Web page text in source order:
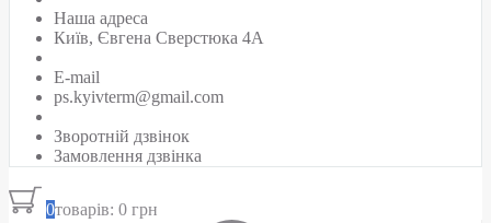
Наша адреса
Київ, Євгена Сверстюка 4А
E-mail
ps.kyivterm@gmail.com
Зворотній дзвінок
Замовлення дзвінка
0товарів: 0 грн